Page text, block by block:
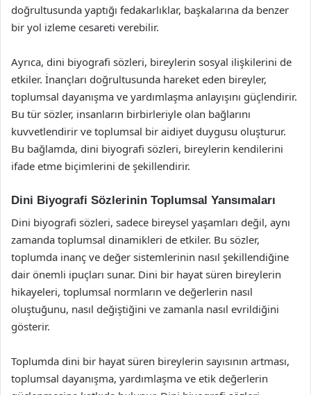
doğrultusunda yaptığı fedakarlıklar, başkalarına da benzer
bir yol izleme cesareti verebilir.
Ayrıca, dini biyografi sözleri, bireylerin sosyal ilişkilerini de
etkiler. İnançları doğrultusunda hareket eden bireyler,
toplumsal dayanışma ve yardımlaşma anlayışını güçlendirir.
Bu tür sözler, insanların birbirleriyle olan bağlarını
kuvvetlendirir ve toplumsal bir aidiyet duygusu oluşturur.
Bu bağlamda, dini biyografi sözleri, bireylerin kendilerini
ifade etme biçimlerini de şekillendirir.
Dini Biyografi Sözlerinin Toplumsal Yansımaları
Dini biyografi sözleri, sadece bireysel yaşamları değil, aynı
zamanda toplumsal dinamikleri de etkiler. Bu sözler,
toplumda inanç ve değer sistemlerinin nasıl şekillendiğine
dair önemli ipuçları sunar. Dini bir hayat süren bireylerin
hikayeleri, toplumsal normların ve değerlerin nasıl
oluştuğunu, nasıl değiştiğini ve zamanla nasıl evrildiğini
gösterir.
Toplumda dini bir hayat süren bireylerin sayısının artması,
toplumsal dayanışma, yardımlaşma ve etik değerlerin